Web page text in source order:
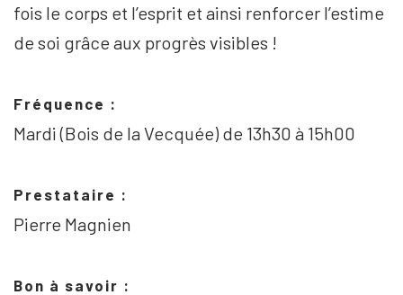
fois le corps et l’esprit et ainsi renforcer l’estime
de soi grâce aux progrès visibles !
Fréquence :
Mardi (Bois de la Vecquée) de 13h30 à 15h00
Prestataire :
Pierre Magnien
Bon à savoir :